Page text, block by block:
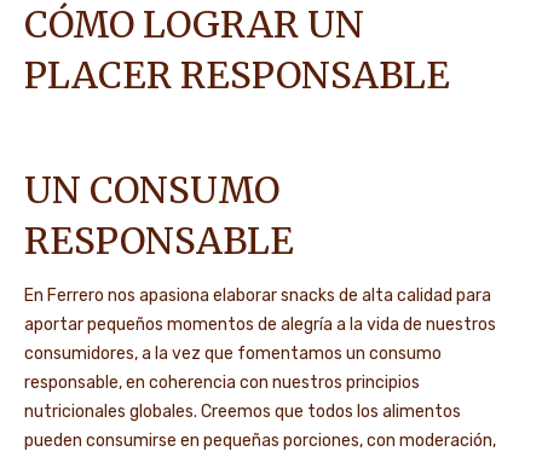
CÓMO LOGRAR UN
PLACER RESPONSABLE
UN CONSUMO
RESPONSABLE
En Ferrero nos apasiona elaborar snacks de alta calidad para
aportar pequeños momentos de alegría a la vida de nuestros
consumidores, a la vez que fomentamos un consumo
responsable, en coherencia con nuestros principios
nutricionales globales. Creemos que todos los alimentos
pueden consumirse en pequeñas porciones, con moderación,